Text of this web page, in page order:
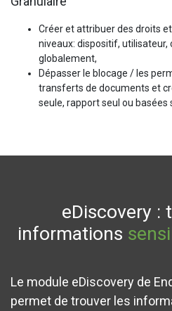
Créer et attribuer des droits
niveaux: dispositif, utilisateur,
globalement,
Dépasser le blocage / les
transferts de documents et
seule, rapport seul ou basées
eDiscovery :
informations
Le module eDiscovery de
permet de trouver les